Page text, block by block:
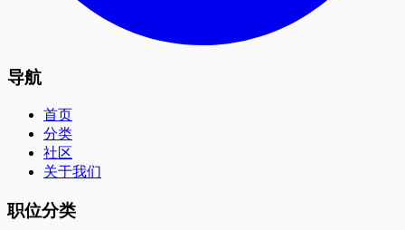
导航
首页
分类
社区
关于我们
职位分类